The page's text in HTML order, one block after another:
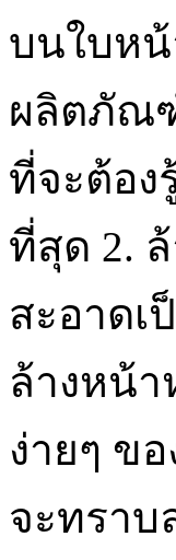
บนใบหน้
ผลิตภัณฑ์
ที่จะต้อง
ที่สุด 2.
สะอาดเ
ล้างหน้า
ง่ายๆ ข
จะทรา